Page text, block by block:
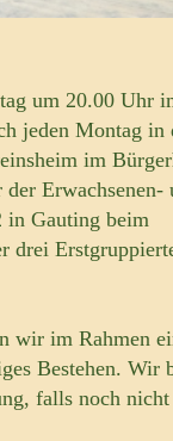
um 20.00 Uhr
jeden Montag in
im
Erwachsenen-
in Gauting beim
drei
wir im Rahmen
Bestehen. Wir
falls noch nicht